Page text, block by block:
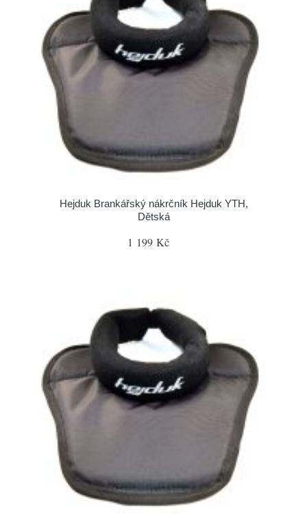
Hejduk Brankářský nákrčník Hejduk YTH,
Dětská
1 199 Kč